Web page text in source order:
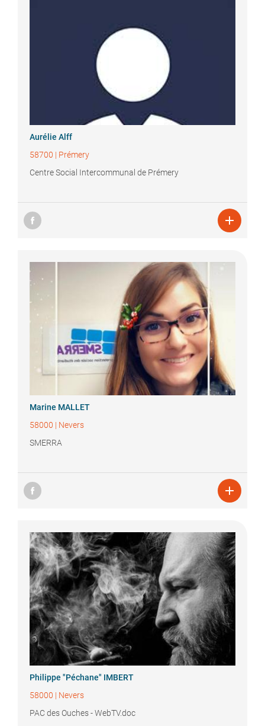
Aurélie Alff
58700 | Prémery
Centre Social Intercommunal de Prémery

Marine MALLET
58000 | Nevers
SMERRA

Philippe "Péchane" IMBERT
58000 | Nevers
PAC des Ouches - WebTV.doc